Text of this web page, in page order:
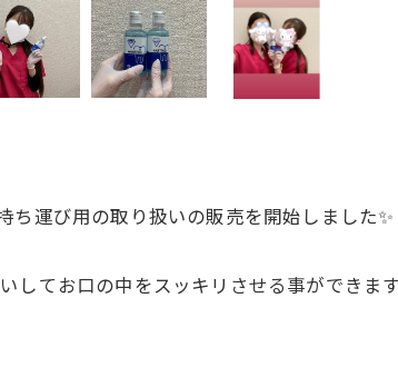
運び用の取り扱いの販売を開始しました✨
してお口の中をスッキリさせる事ができま